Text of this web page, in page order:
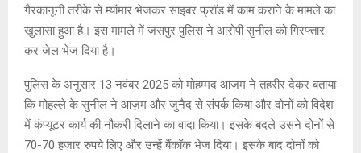
गैरकानूनी तरीके से म्यांमार भेजकर साइबर फ्रॉड में काम कराने के मामले का
खुलासा हुआ है। इस मामले में जसपुर पुलिस ने आरोपी सुनील को गिरफ्तार
कर जेल भेज दिया है।
पुलिस के अनुसार 13 नवंबर 2025 को मोहम्मद आज़म ने तहरीर देकर बताया
कि मोहल्ले के सुनील ने आज़म और जुनैद से संपर्क किया और दोनों को विदेश
में कंप्यूटर कार्य की नौकरी दिलाने का वादा किया। इसके बदले उसने दोनों से
70-70 हजार रुपये लिए और उन्हें बैंकॉक भेज दिया। इसके बाद दोनों को